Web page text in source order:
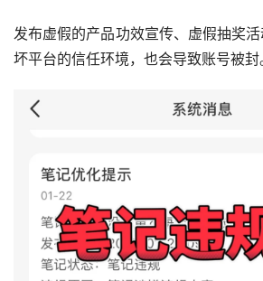
发布虚假的产品功效宣传、虚假抽奖
坏平台的信任环境，也会导致账号被封